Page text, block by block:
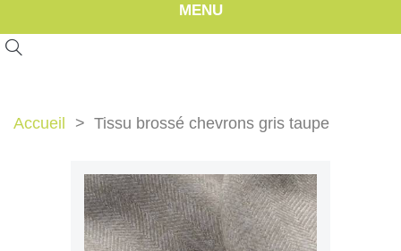
MENU
Accueil Tissu brossé chevrons gris taupe